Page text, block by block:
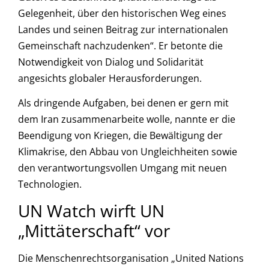
Gelegenheit, über den historischen Weg eines
Landes und seinen Beitrag zur internationalen
Gemeinschaft nachzudenken“. Er betonte die
Notwendigkeit von Dialog und Solidarität
angesichts globaler Herausforderungen.
Als dringende Aufgaben, bei denen er gern mit
dem Iran zusammenarbeite wolle, nannte er die
Beendigung von Kriegen, die Bewältigung der
Klimakrise, den Abbau von Ungleichheiten sowie
den verantwortungsvollen Umgang mit neuen
Technologien.
UN Watch wirft UN
„Mittäterschaft“ vor
Die Menschenrechtsorganisation „United Nations